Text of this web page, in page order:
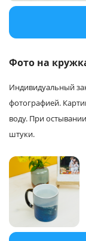
Фото на
Индивидуальный
фотографией.
воду. При
штуки.